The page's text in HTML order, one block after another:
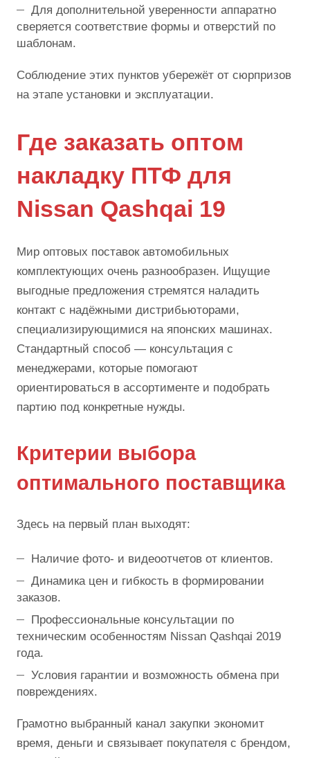
Для дополнительной уверенности аппаратно
сверяется соответствие формы и отверстий по
шаблонам.
Соблюдение этих пунктов убережёт от сюрпризов
на этапе установки и эксплуатации.
Где заказать оптом
накладку ПТФ для
Nissan Qashqai 19
Мир оптовых поставок автомобильных
комплектующих очень разнообразен. Ищущие
выгодные предложения стремятся наладить
контакт с надёжными дистрибьюторами,
специализирующимися на японских машинах.
Стандартный способ — консультация с
менеджерами, которые помогают
ориентироваться в ассортименте и подобрать
партию под конкретные нужды.
Критерии выбора
оптимального поставщика
Здесь на первый план выходят:
Наличие фото- и видеоотчетов от клиентов.
Динамика цен и гибкость в формировании
заказов.
Профессиональные консультации по
техническим особенностям Nissan Qashqai 2019
года.
Условия гарантии и возможность обмена при
повреждениях.
Грамотно выбранный канал закупки экономит
время, деньги и связывает покупателя с брендом,